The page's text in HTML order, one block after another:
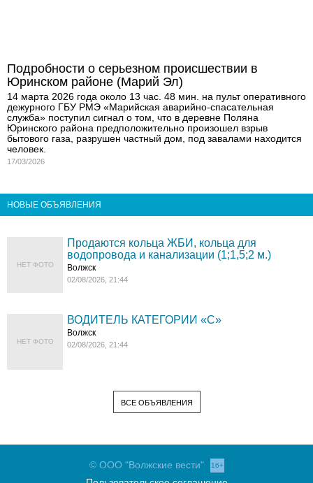
Подробности о серьезном происшествии в
Юринском районе (Марий Эл)
14 марта 2026 года около 13 час. 48 мин. на пульт оперативного
дежурного ГБУ РМЭ «Марийская аварийно-спасательная
служба» поступил сигнал о том, что в деревне Поляна
Юринского района предположительно произошел взрыв
бытового газа, разрушен частный дом, под завалами находится
человек.
17/03/2026
НОВЫЕ ОБЪЯВЛЕНИЯ
НЕТ ФОТО
Продаются кольца ЖБИ, кольца для
водопровода и канализации (1;1,5;2 м.)
Волжск
02/08/2026, 21:44
НЕТ ФОТО
ВОДИТЕЛЬ КАТЕГОРИИ «C»
Волжск
02/08/2026, 21:44
ВСЕ ОБЪЯВЛЕНИЯ
© ООО "Волжские вести" 16+